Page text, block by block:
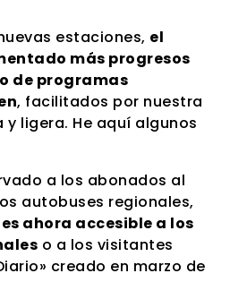
estaciones, el
más progresos
de programas
, facilitados por nuestra
ligera. He aquí algunos
a los abonados al
autobuses regionales,
ahora accesible a los
o a los visitantes
creado en marzo de